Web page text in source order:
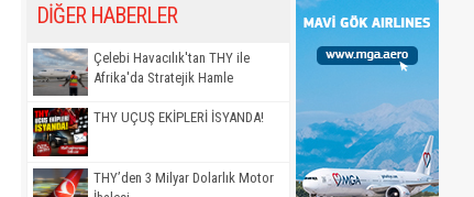
DİĞER HABERLER
Çelebi Havacılık'tan THY ile
Afrika'da Stratejik Hamle
THY UÇUŞ EKİPLERİ İSYANDA!
THY’den 3 Milyar Dolarlık Motor